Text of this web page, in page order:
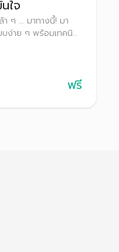
ใจ
ๆ ... มาทางนี้! มา
บง่าย ๆ พร้อมเทคนิค
หุ้น เพื่อเริ่มต้น
ฟรี